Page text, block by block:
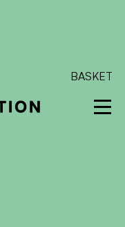
your address at
BASKET